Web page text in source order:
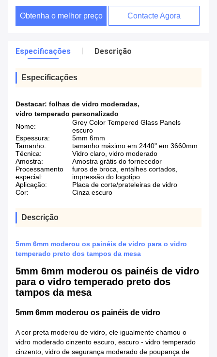
Obtenha o melhor preço Contacte Agora
Especificações Descrição
Especificações
Destacar: folhas de vidro moderadas,
vidro temperado personalizado
Nome:
Grey Color Tempered Glass Panels
escuro
Espessura:
5mm 6mm
Tamanho:
tamanho máximo em 2440" em 3660mm
Técnica:
Vidro claro, vidro moderado
Amostra:
Amostra grátis do fornecedor
Processamento
especial:
furos de broca, entalhes cortados,
impressão do logotipo
Aplicação:
Placa de corte/prateleiras de vidro
Cor:
Cinza escuro
Descrição
5mm 6mm moderou os painéis de vidro para o vidro
temperado preto dos tampos da mesa
5mm 6mm moderou os painéis de vidro
para o vidro temperado preto dos
tampos da mesa
5mm 6mm moderou os painéis de vidro
A cor preta moderou de vidro, ele igualmente chamou o
vidro moderado cinzento escuro, escuro - vidro temperado
cinzento, vidro de segurança moderado de poupança de